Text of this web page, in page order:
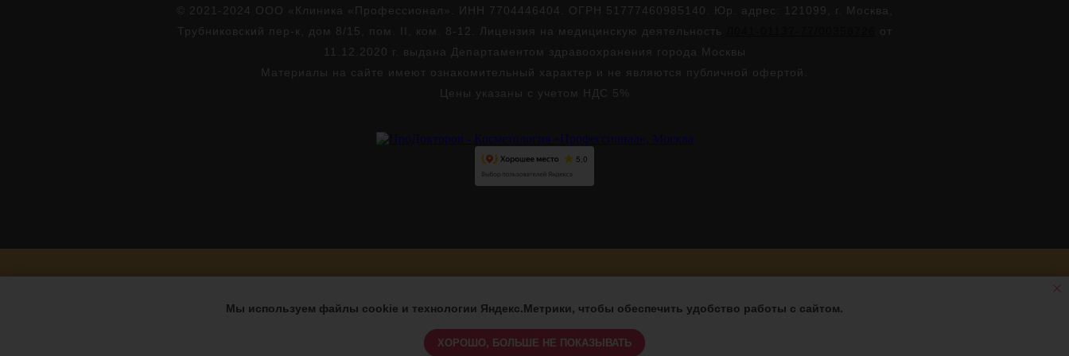
© 2021-2024 ООО «Клиника «Профессионал». ИНН 7704446404. ОГРН 51777460985140. Юр. адрес: 121099, г. Москва,
Трубниковский пер-к, дом 8/15, пом. II, ком. 8-12. Лицензия на медицинскую деятельность
от
11.12.2020 г. выдана Департаментом здравоохранения города Москвы
Материалы на сайте имеют ознакомительный характер и не являются публичной офертой.
Цены указаны с учетом НДС 5%
Мы используем файлы cookie и технологии Яндекс.Метрики, чтобы обеспечить удобство работы с сайтом.
ХОРОШО, БОЛЬШЕ НЕ ПОКАЗЫВАТЬ